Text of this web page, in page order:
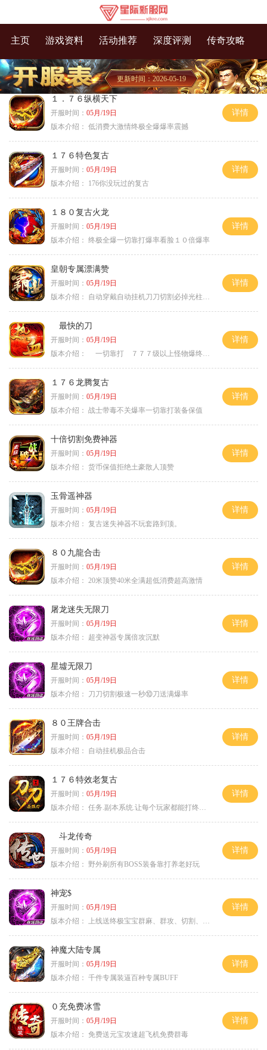
主页 游戏资料 活动推荐 深度评测 传奇攻略
更新时间：2026-05-19
１．７６纵横天下
开服时间： 05月/19日
版本介绍： 低消费大激情终极全爆爆率震撼
详情
１７６特色复古
开服时间： 05月/19日
版本介绍：
176你没玩过的复古
详情
１８０复古火龙
开服时间： 05月/19日
版本介绍： 终极全爆一切靠打爆率看脸１０倍爆率
详情
皇朝专属漂满赞
开服时间： 05月/19日
版本介绍：
自动穿戴自动挂机刀刀切割必掉光柱自动
详情
最快的刀
开服时间： 05月/19日
版本介绍：
一切靠打 ７７７级以上怪物爆终极
详情
１７６龙腾复古
开服时间： 05月/19日
版本介绍： 战士带毒不关爆率一切靠打装备保值
详情
十倍切割免费神器
开服时间： 05月/19日
版本介绍： 货币保值拒绝土豪散人顶赞
详情
玉骨遥神器
开服时间： 05月/19日
版本介绍： 复古迷失神器不玩套路到顶。
详情
８０九龍合击
开服时间： 05月/19日
版本介绍： 20米顶赞40米全满超低消费超高激情
详情
屠龙迷失无限刀
开服时间： 05月/19日
版本介绍：
超变神器专属倍攻沉默
详情
星墟无限刀
开服时间： 05月/19日
版本介绍：
刀刀切割极速一秒⑩刀送满爆率
详情
８０王牌合击
开服时间： 05月/19日
版本介绍：
自动挂机极品合击
详情
１７６特效老复古
开服时间： 05月/19日
版本介绍： 任务.副本系统.让每个玩家都能打终极BOSS
详情
斗龙传奇
开服时间： 05月/19日
版本介绍：
野外刷所有BOSS装备靠打养老好玩
详情
神宠$
开服时间： 05月/19日
版本介绍：
上线送终极宝宝群麻、群攻、切割、吸血
详情
神魔大陆专属
开服时间： 05月/19日
版本介绍： 千件专属装逼百种专属BUFF
详情
０充免费冰雪
开服时间： 05月/19日
版本介绍： 免费送元宝攻速超飞机免费群毒
详情